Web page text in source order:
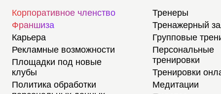
Корпоративное членство
Франшиза
Карьера
Рекламные возможности
Площадки под новые
клубы
Политика обработки
Тренеры
Тренажерный
Групповые
Персональные
тренировки
Тренировки
Медитации